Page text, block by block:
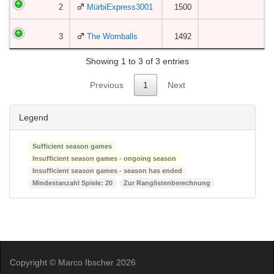
2 MürbiExpress3001 1500
3 The Womballs 1492
Showing 1 to 3 of 3 entries
Previous 1 Next
Legend
Sufficient season games
Insufficient season games - ongoing season
Insufficient season games - season has ended
Mindestanzahl Spiele: 20
Zur Ranglistenberechnung
Copyright © Marco Ibscher 2026